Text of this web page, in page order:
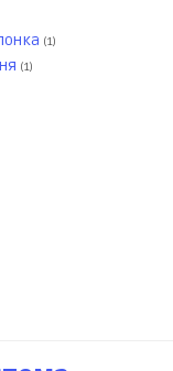
(1)
(1)